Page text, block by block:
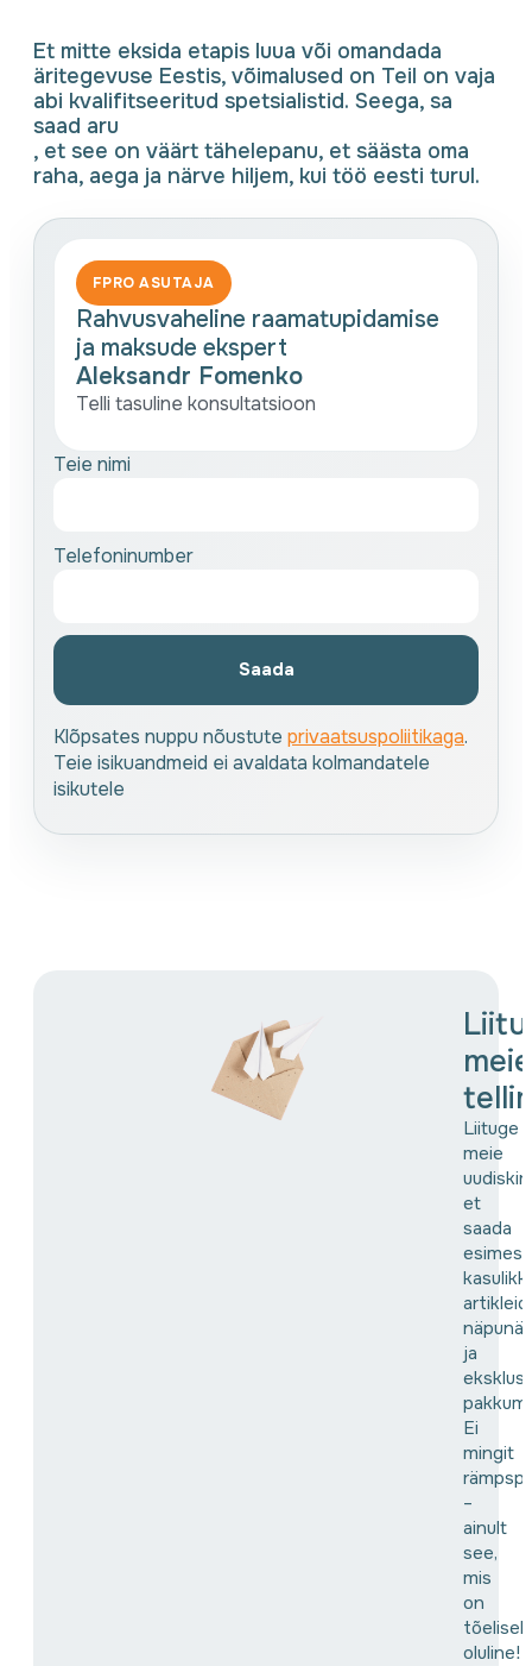
Et mitte eksida etapis luua või omandada
äritegevuse Eestis, võimalused on Teil on vaja
abi kvalifitseeritud spetsialistid. Seega, sa
saad aru
, et see on väärt tähelepanu, et säästa oma
raha, aega ja närve hiljem, kui töö eesti turul.
FPRO ASUTAJA
Rahvusvaheline raamatupidamise
ja maksude ekspert
Aleksandr Fomenko
Telli tasuline konsultatsioon
Teie nimi
Telefoninumber
Saada
Klõpsates nuppu nõustute privaatsuspoliitikaga.
Teie isikuandmeid ei avaldata kolmandatele
isikutele
meie
Liituge
meie
et
saada
artikleid,
ja
Ei
mingit
–
ainult
see,
mis
on
tõeliselt
oluline!